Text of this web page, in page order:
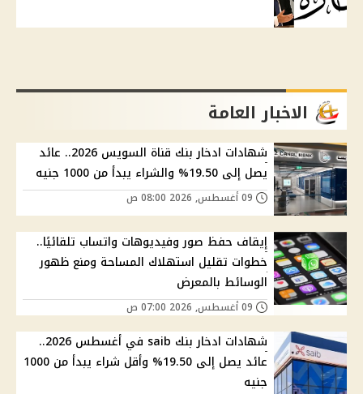
الاخبار العامة
شهادات ادخار بنك قناة السويس 2026.. عائد
يصل إلى 19.50% والشراء يبدأ من 1000 جنيه
إيقاف حفظ صور وفيديوهات واتساب تلقائيًا..
خطوات تقليل استهلاك المساحة ومنع ظهور
الوسائط بالمعرض
شهادات ادخار بنك saib في أغسطس 2026..
عائد يصل إلى 19.50% وأقل شراء يبدأ من 1000
جنيه